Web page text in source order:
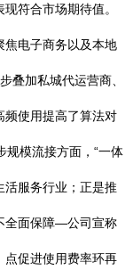
符合市场期待值。
焦电子商务以及本地
叠加私城代运营商、
频使用提高了算法对
规模流接方面，“一体
服务行业；正是推
全面保障—公司宣称
点促进使用费率环再